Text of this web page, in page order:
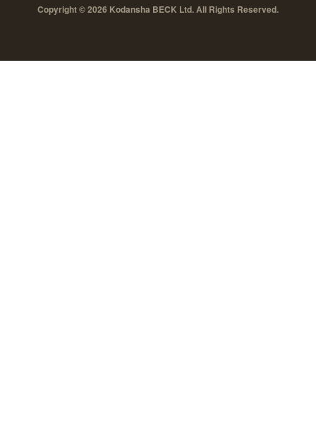
Copyright © 2026 Kodansha BECK Ltd. All Rights Reserved.